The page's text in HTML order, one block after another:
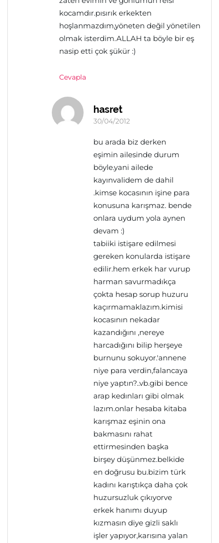
kocamdır.pısırık erkekten
hoşlanmazdım,yöneten değil yönetilen
olmak isterdim.ALLAH ta böyle bir eş
nasip etti çok şükür :)
Cevapla
hasret
30/04/2012
bu arada biz derken
eşimin ailesinde durum
böyle.yani ailede
kayınvalidem de dahil
.kimse kocasının işine para
konusuna karışmaz. bende
onlara uydum yola aynen
devam :)
tabiiki istişare edilmesi
gereken konularda istişare
edilir.hem erkek har vurup
harman savurmadıkça
çokta hesap sorup huzuru
kaçırmamaklazım.kimisi
kocasının nekadar
kazandığını ,nereye
harcadığını bilip herşeye
burnunu sokuyor.'annene
niye para verdin,falancaya
niye yaptın?..vb.gibi bence
arap kedınları gibi olmak
lazım.onlar hesaba kitaba
karışmaz eşinin ona
bakmasını rahat
ettirmesinden başka
birşey düşünmez.belkide
en doğrusu bu.bizim türk
kadını karıştıkça daha çok
huzursuzluk çıkıyorve
erkek hanımı duyup
kızmasın diye gizli saklı
işler yapıyor,karısına yalan